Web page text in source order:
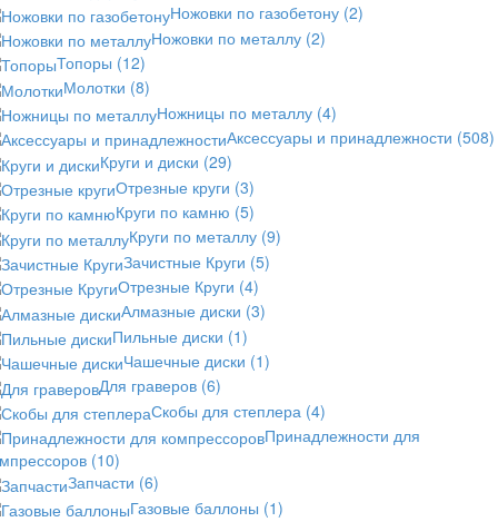
Ножовки по газобетону (2)
Ножовки по металлу (2)
Топоры (12)
Молотки (8)
Ножницы по металлу (4)
Аксессуары и принадлежности (508)
Круги и диски (29)
Отрезные круги (3)
Круги по камню (5)
Круги по металлу (9)
Зачистные Круги (5)
Отрезные Круги (4)
Алмазные диски (3)
Пильные диски (1)
Чашечные диски (1)
Для граверов (6)
Скобы для степлера (4)
Принадлежности для
(10)
Запчасти (6)
Газовые баллоны (1)